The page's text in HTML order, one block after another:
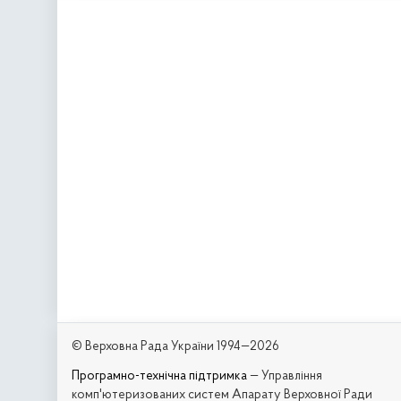
© Верховна Рада України 1994—2026
Програмно-технічна підтримка — Управління
комп'ютеризованих систем Апарату Верховної Ради